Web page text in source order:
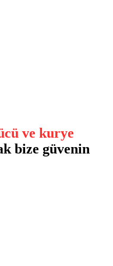
ve kurye
bize güvenin